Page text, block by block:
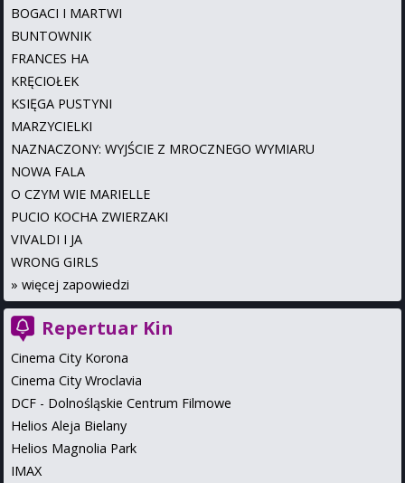
BOGACI I MARTWI
BUNTOWNIK
FRANCES HA
KRĘCIOŁEK
KSIĘGA PUSTYNI
MARZYCIELKI
NAZNACZONY: WYJŚCIE Z MROCZNEGO WYMIARU
NOWA FALA
O CZYM WIE MARIELLE
PUCIO KOCHA ZWIERZAKI
VIVALDI I JA
WRONG GIRLS
» więcej zapowiedzi
Repertuar Kin
Cinema City Korona
Cinema City Wroclavia
DCF - Dolnośląskie Centrum Filmowe
Helios Aleja Bielany
Helios Magnolia Park
IMAX